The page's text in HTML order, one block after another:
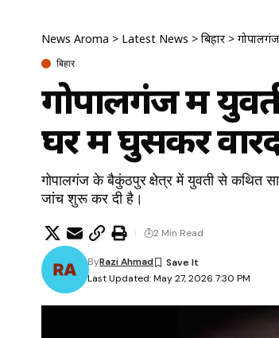
News Aroma > Latest News > बिहार >
बिहार
गोपालगंज में
घर में घुसकर
गोपालगंज के बैकुंठपुर क्षेत्र में युवती से कथित
जांच शुरू कर दी है।
Last Updated: May 27, 2026 7:30 PM
ByRazi Ahmad
2 Min Read